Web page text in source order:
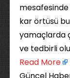
kar örtüsü
yamaçlarda
ve tedbirli
Read More